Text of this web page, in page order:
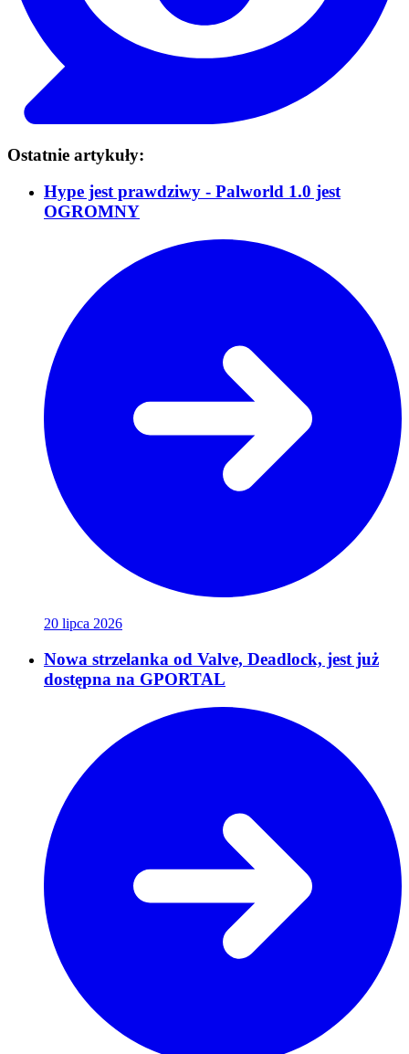
Ostatnie artykuły:
Hype jest prawdziwy - Palworld 1.0 jest
OGROMNY
20 lipca 2026
Nowa strzelanka od Valve, Deadlock, jest już
dostępna na GPORTAL